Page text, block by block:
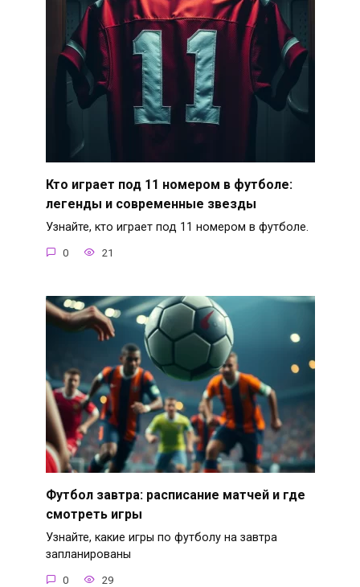
Кто играет под 11 номером в футболе:
легенды и современные звезды
Узнайте, кто играет под 11 номером в футболе.
0 21
Футбол завтра: расписание матчей и где
смотреть игры
Узнайте, какие игры по футболу на завтра
запланированы
0 29